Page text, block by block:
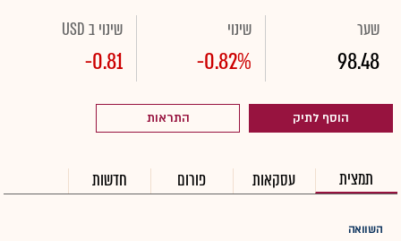
שער
98.48
שינוי
-0.82%
שינוי ב USD
-0.81
הוסף לתיק התראות
תמצית עסקאות פורום חדשות
השוואה